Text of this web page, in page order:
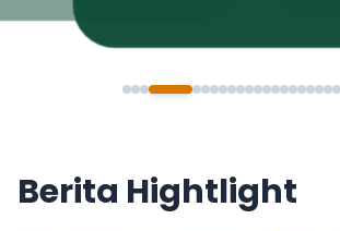
Berita Hightlight